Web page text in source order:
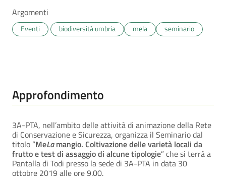
Argomenti
Eventi biodiversità umbria mela seminario
Approfondimento
3A-PTA, nell’ambito delle attività di animazione della Rete
di Conservazione e Sicurezza, organizza il Seminario dal
titolo “MeLamangio. Coltivazione delle varietà locali da
frutto e test di assaggio di alcune tipologie” che si terrà a
Pantalla di Todi presso la sede di 3A-PTA in data 30
ottobre 2019 alle ore 9.00.